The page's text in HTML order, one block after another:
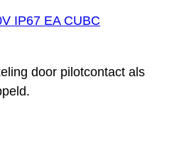
IP67 EA CUBC
door pilotcontact als